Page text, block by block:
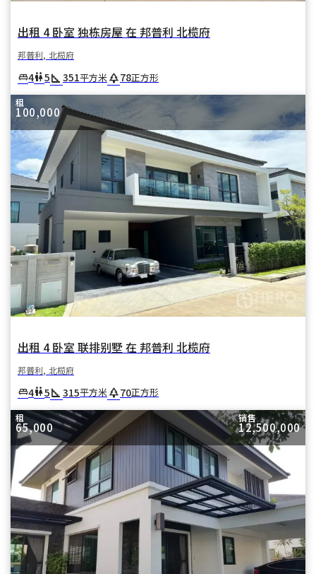
出租 4 卧室 独栋房屋 在 邦普利 北榄府
邦普利, 北榄府
king_bed4wc5square_foot 351平方米park78正方形
租
100,000
出租 4 卧室 联排别墅 在 邦普利 北榄府
邦普利, 北榄府
king_bed4wc5square_foot 315平方米park70正方形
租
65,000
销售
12,500,000